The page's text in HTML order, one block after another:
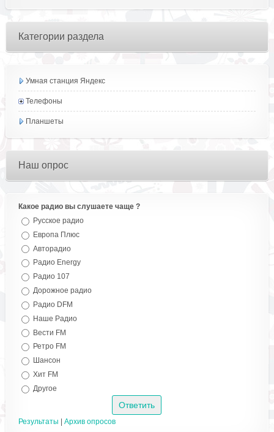
Категории раздела
Умная станция Яндекс
Телефоны
Планшеты
Наш опрос
Какое радио вы слушаете чаще ?
Русское радио
Европа Плюс
Авторадио
Радио Energy
Радио 107
Дорожное радио
Радио DFM
Наше Радио
Вести FM
Ретро FM
Шансон
Хит FM
Другое
Результаты | Архив опросов